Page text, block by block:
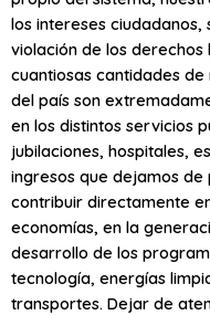
los intereses
violación de los
cuantiosas cantidades
del país son
en los distintos servicios
jubilaciones, hospitales,
ingresos que dejamos
contribuir directamente
economías, en la
desarrollo de los
tecnología, energías
transportes. Dejar de